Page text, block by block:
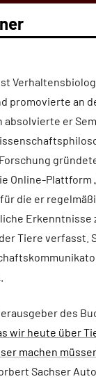
promovierte an
absolvierte er
Online-Plattform
die er
Erkenntnisse
Tiere verfasst.
des
wir heute über
machen
Sachser